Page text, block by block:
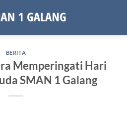
BERITA
Memperingati Hari
SMAN 1 Galang